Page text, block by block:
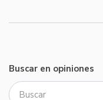
Buscar en opiniones